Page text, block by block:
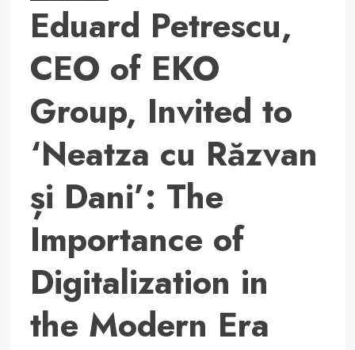
Eduard Petrescu,
CEO of EKO
Group, Invited to
‘Neatza cu Răzvan
și Dani’: The
Importance of
Digitalization in
the Modern Era